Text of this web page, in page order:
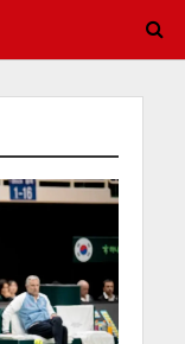
2026: Jódar – Fils